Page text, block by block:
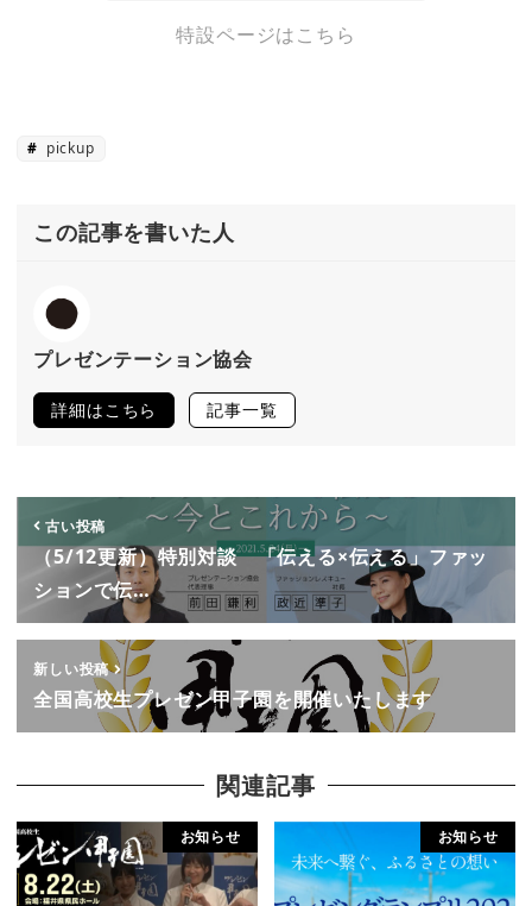
特設ページはこちら
pickup
この記事を書いた人
プレゼンテーション協会
詳細はこちら 記事一覧
古い投稿
（5/12更新）特別対談 「伝える×伝える」ファッ
ションで伝…
新しい投稿
全国高校生プレゼン甲子園を開催いたします
関連記事
お知らせ お知らせ